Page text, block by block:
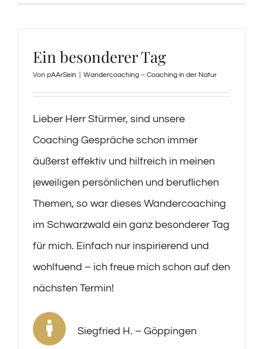
Ein besonderer Tag
Von pAArSein Wandercoaching – Coaching in der Natur
Lieber Herr Stürmer, sind unsere
Coaching Gespräche schon immer
äußerst effektiv und hilfreich in meinen
jeweiligen persönlichen und beruflichen
Themen, so war dieses Wandercoaching
im Schwarzwald ein ganz besonderer Tag
für mich. Einfach nur inspirierend und
wohltuend – ich freue mich schon auf den
nächsten Termin!
Siegfried H. – Göppingen